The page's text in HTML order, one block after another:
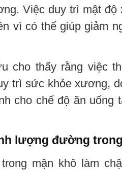
Việc duy trì mật độ
vì có thể giúp giảm
cho thấy rằng việc
trì sức khỏe xương,
cho chế độ ăn uống
lượng đường
mận khô làm